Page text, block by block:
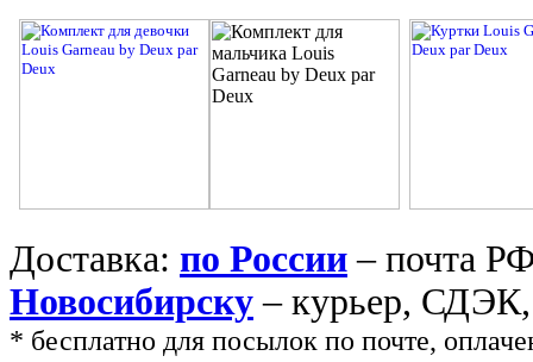
Доставка: по России – почта
Новосибирску – курьер,
* бесплатно для посылок по почте,